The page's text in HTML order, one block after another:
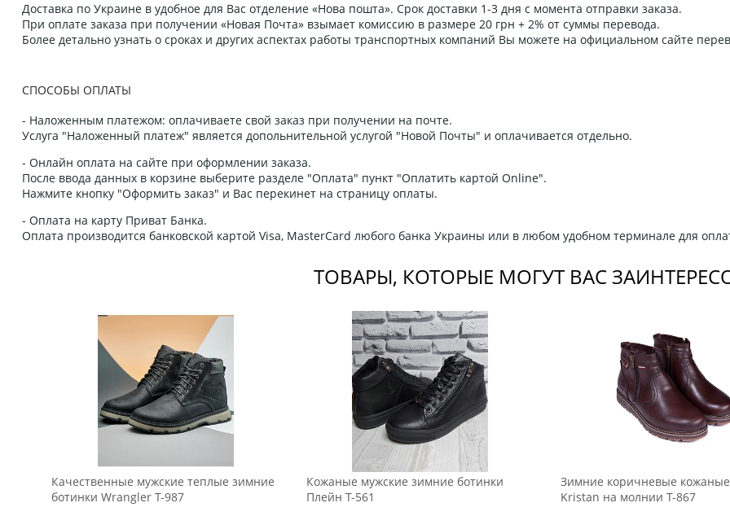
Доставка по Украине в удобное для Вас отделение «Нова пошта». Срок доставки 1-3 дня с момента отправки заказа.
При оплате заказа при получении «Новая Почта» взымает комиссию в размере 20 грн + 2% от суммы перевода.
Более детально узнать о сроках и других аспектах работы транспортных компаний Вы можете на официальном сайте
СПОСОБЫ ОПЛАТЫ
- Наложенным платежом: оплачиваете свой заказ при получении на почте.
Услуга "Наложенный платеж" является допольнительной услугой "Новой Почты" и оплачивается отдельно.
- Онлайн оплата на сайте при оформлении заказа.
После ввода данных в корзине выберите разделе "Оплата" пункт "Оплатить картой Online".
Нажмите кнопку "Оформить заказ" и Вас перекинет на страницу оплаты.
- Оплата на карту Приват Банка.
Оплата производится банковской картой Visa, MasterCard любого банка Украины или в любом удобном терминале для
ТОВАРЫ, КОТОРЫЕ МОГУТ ВАС
Качественные мужские теплые зимние
ботинки Wrangler Т-987
Кожаные мужские зимние ботинки
Плейн Т-561
Зимние коричневые
Kristan на молнии Т-867